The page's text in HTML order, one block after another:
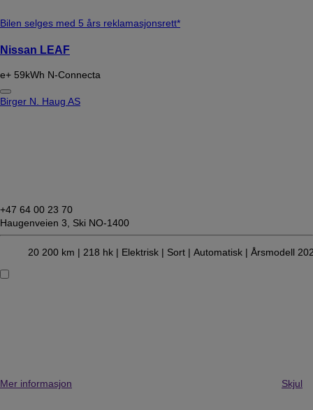
Bilen selges med 5 års reklamasjonsrett*
Nissan LEAF
e+ 59kWh N-Connecta
Birger N. Haug AS
+47 64 00 23 70
Haugenveien 3, Ski NO-1400
20 200 km | 218 hk | Elektrisk | Sort | Automatisk | Årsmodell
Mer informasjon Skjul